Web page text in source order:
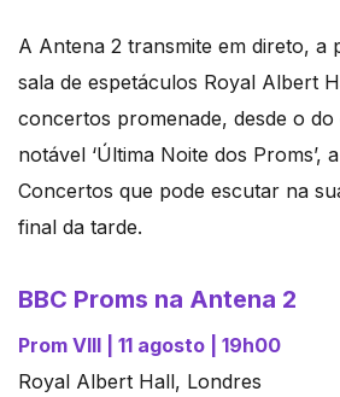
A Antena 2 transmite em direto, a
sala de espetáculos Royal Albert
concertos promenade, desde o do
notável ‘Última Noite dos Proms’,
Concertos que pode escutar na
final da tarde.
BBC Proms na Antena 2
Prom VIII | 11 agosto | 19h00
Royal Albert Hall, Londres